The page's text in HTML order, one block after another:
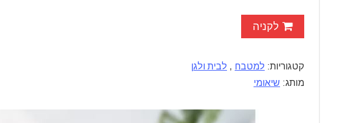
לקניה
קטגוריות: למטבח , לבית ולגן
מותג: שיאומי